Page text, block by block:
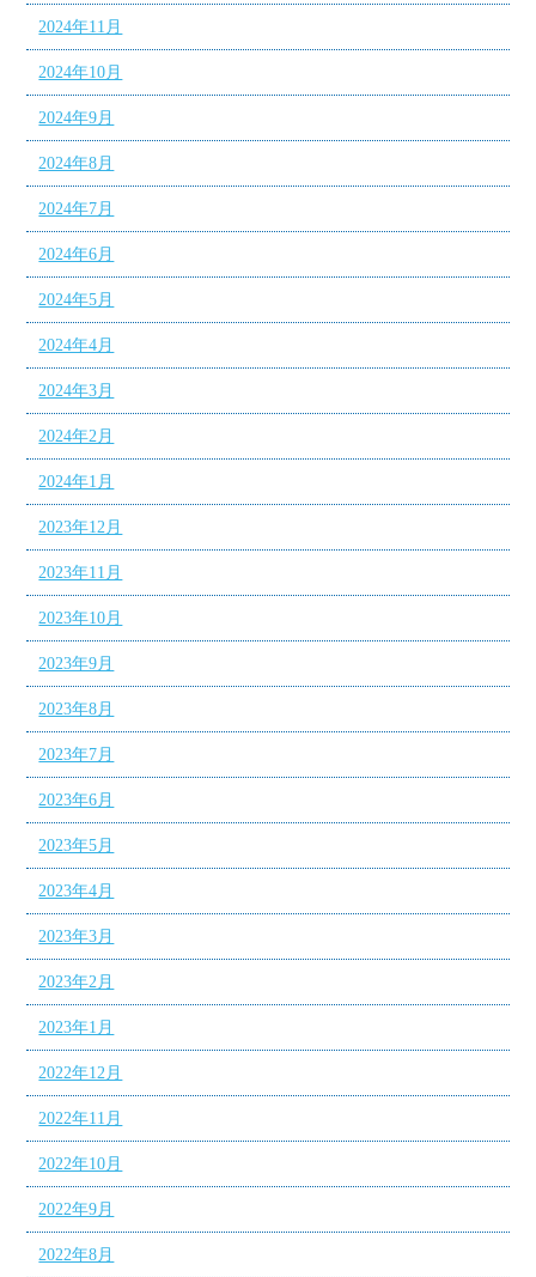
2024年11月
2024年10月
2024年9月
2024年8月
2024年7月
2024年6月
2024年5月
2024年4月
2024年3月
2024年2月
2024年1月
2023年12月
2023年11月
2023年10月
2023年9月
2023年8月
2023年7月
2023年6月
2023年5月
2023年4月
2023年3月
2023年2月
2023年1月
2022年12月
2022年11月
2022年10月
2022年9月
2022年8月